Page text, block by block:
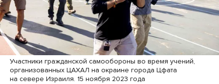
Участники гражданской самообороны во время учений,
организованных ЦАХАЛ на окраине города Цфата
на севере Израиля. 15 ноября 2023 года